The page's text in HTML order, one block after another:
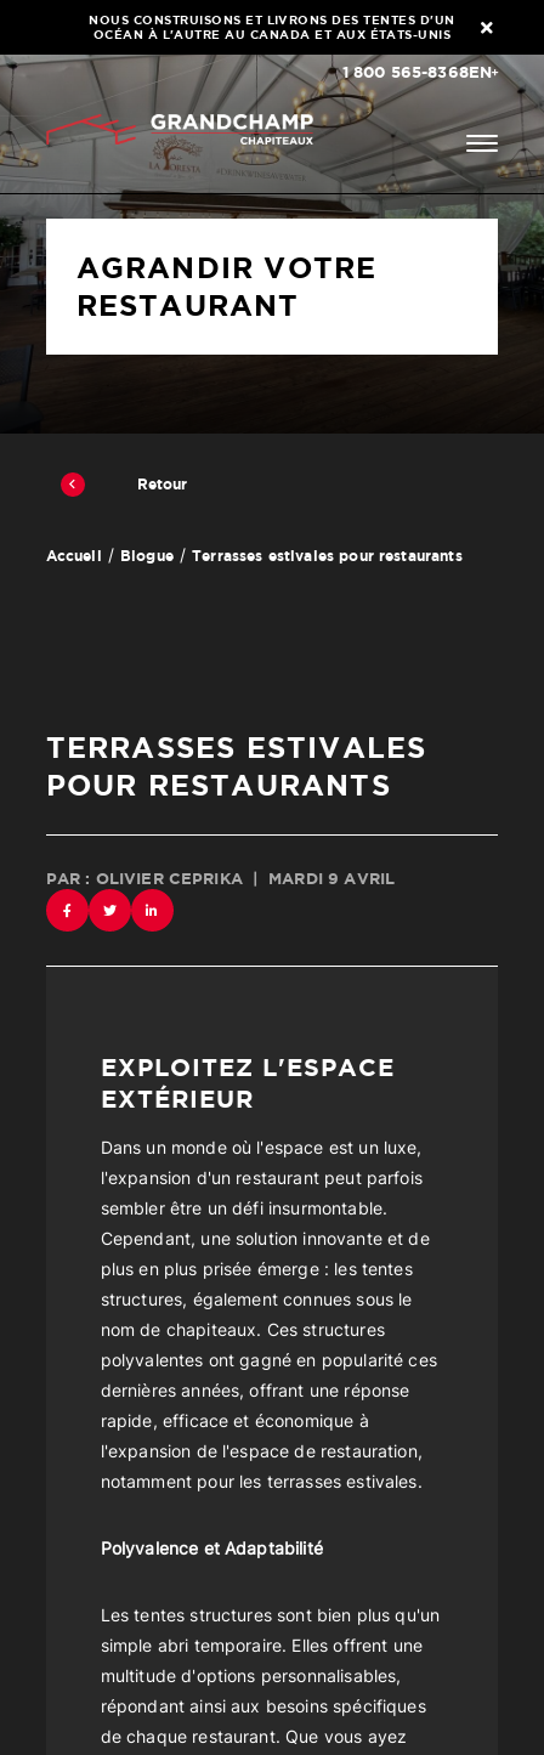
NOUS CONSTRUISONS ET LIVRONS DES TENTES D'UN
OCÉAN À L'AUTRE AU CANADA ET AUX ÉTATS-UNIS
1 800 565-8368EN
AGRANDIR VOTRE
RESTAURANT
Retour
Accueil Blogue Terrasses estivales pour restaurants
TERRASSES ESTIVALES
POUR RESTAURANTS
PAR : OLIVIER CEPRIKA MARDI 9 AVRIL
EXPLOITEZ L'ESPACE
EXTÉRIEUR
Dans un monde où l'espace est un luxe,
l'expansion d'un restaurant peut parfois
sembler être un défi insurmontable.
Cependant, une solution innovante et de
plus en plus prisée émerge : les tentes
structures, également connues sous le
nom de chapiteaux. Ces structures
polyvalentes ont gagné en popularité ces
dernières années, offrant une réponse
rapide, efficace et économique à
l'expansion de l'espace de restauration,
notamment pour les terrasses estivales.
Polyvalence et Adaptabilité
Les tentes structures sont bien plus qu'un
simple abri temporaire. Elles offrent une
multitude d'options personnalisables,
répondant ainsi aux besoins spécifiques
de chaque restaurant. Que vous ayez